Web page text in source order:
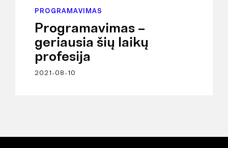
PROGRAMAVIMAS
Programavimas –
geriausia šių laikų
profesija
2021-08-10